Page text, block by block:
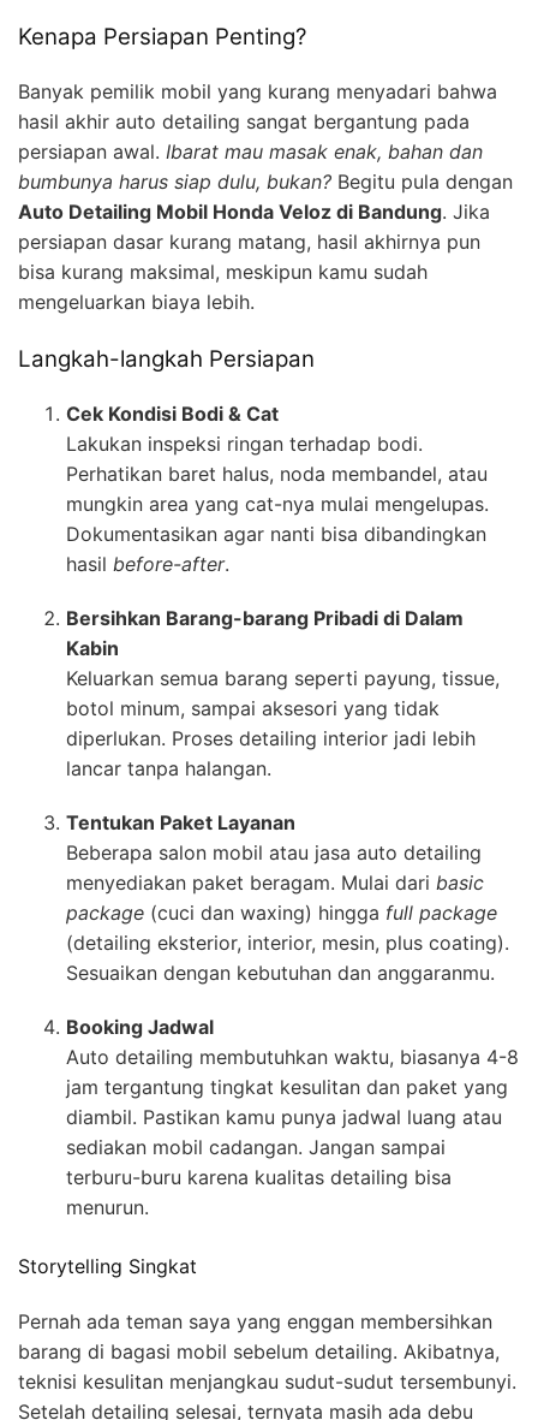
Kenapa Persiapan Penting?
Banyak pemilik mobil yang kurang menyadari bahwa
hasil akhir auto detailing sangat bergantung pada
persiapan awal. Ibarat mau masak enak, bahan dan
bumbunya harus siap dulu, bukan? Begitu pula dengan
Auto Detailing Mobil Honda Veloz di Bandung. Jika
persiapan dasar kurang matang, hasil akhirnya pun
bisa kurang maksimal, meskipun kamu sudah
mengeluarkan biaya lebih.
Langkah-langkah Persiapan
Cek Kondisi Bodi & Cat
Lakukan inspeksi ringan terhadap bodi.
Perhatikan baret halus, noda membandel, atau
mungkin area yang cat-nya mulai mengelupas.
Dokumentasikan agar nanti bisa dibandingkan
hasil before-after.
Bersihkan Barang-barang Pribadi di Dalam
Kabin
Keluarkan semua barang seperti payung, tissue,
botol minum, sampai aksesori yang tidak
diperlukan. Proses detailing interior jadi lebih
lancar tanpa halangan.
Tentukan Paket Layanan
Beberapa salon mobil atau jasa auto detailing
menyediakan paket beragam. Mulai dari basic
package (cuci dan waxing) hingga full package
(detailing eksterior, interior, mesin, plus coating).
Sesuaikan dengan kebutuhan dan anggaranmu.
Booking Jadwal
Auto detailing membutuhkan waktu, biasanya 4-8
jam tergantung tingkat kesulitan dan paket yang
diambil. Pastikan kamu punya jadwal luang atau
sediakan mobil cadangan. Jangan sampai
terburu-buru karena kualitas detailing bisa
menurun.
Storytelling Singkat
Pernah ada teman saya yang enggan membersihkan
barang di bagasi mobil sebelum detailing. Akibatnya,
teknisi kesulitan menjangkau sudut-sudut tersembunyi.
Setelah detailing selesai, ternyata masih ada debu